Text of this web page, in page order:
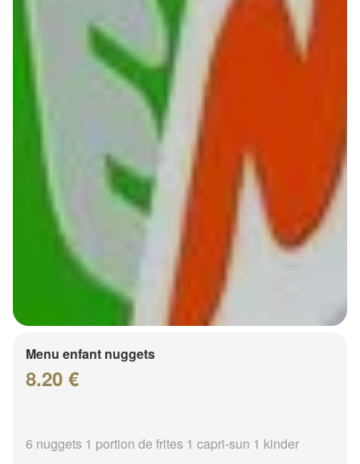
Menu enfant nuggets
8.20 €
6 nuggets 1 portion de frites 1 capri-sun 1 kinder